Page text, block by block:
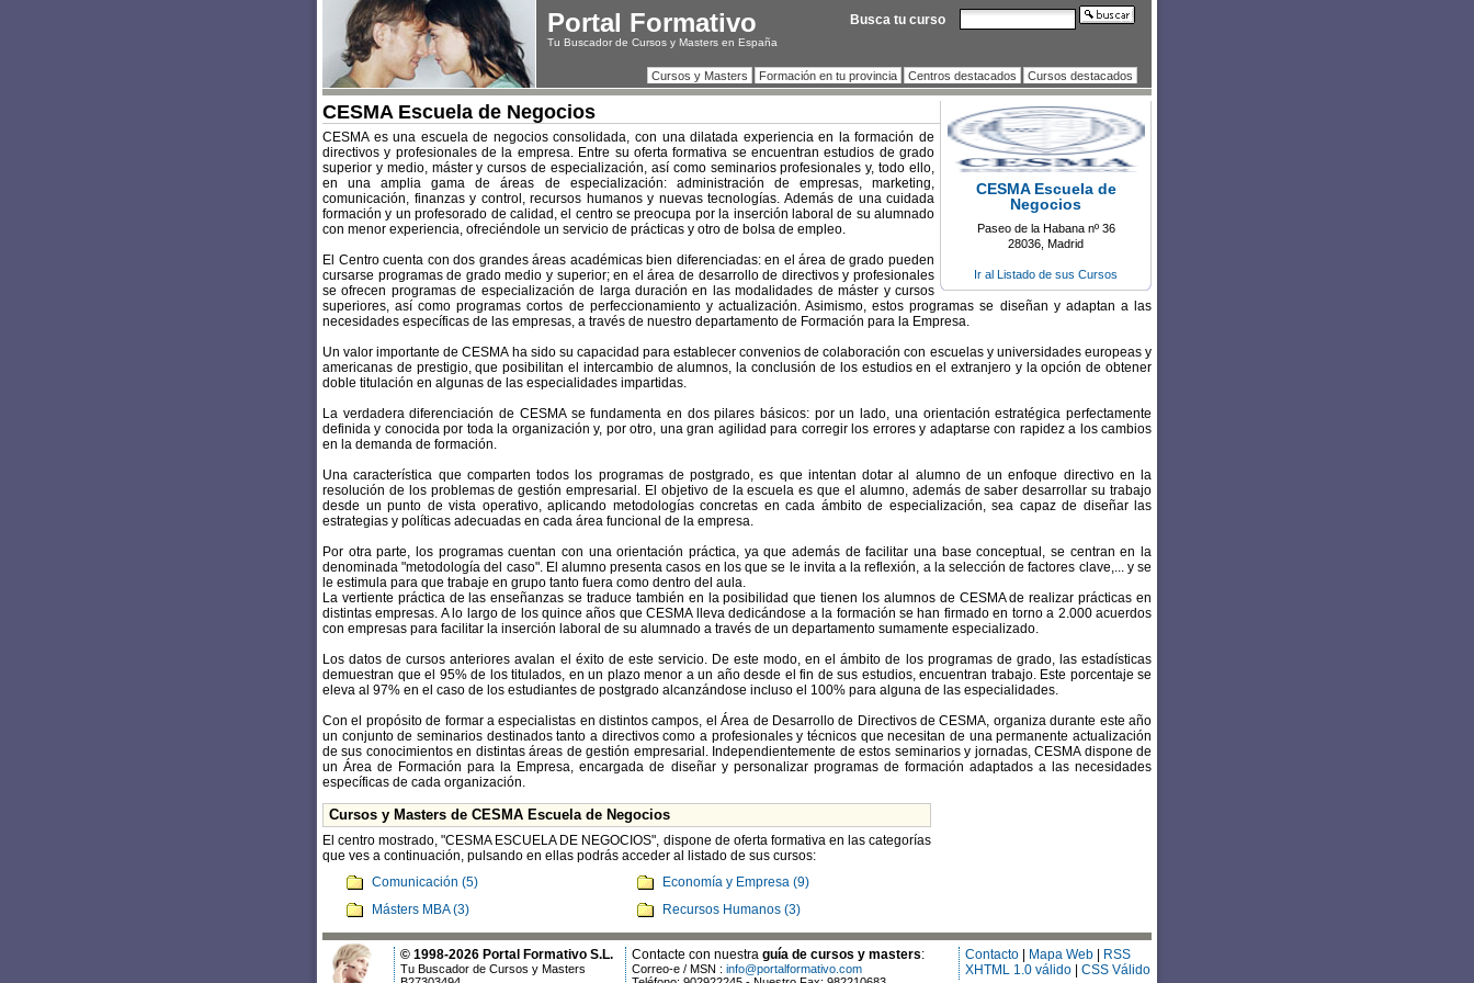
Portal Formativo
Tu Buscador de Cursos y Masters en España
Cursos y Masters Formación en tu provincia Centros destacados Cursos destacados
CESMA Escuela de
Negocios
Paseo de la Habana nº 36
28036, Madrid
Ir al Listado de sus Cursos
CESMA Escuela de Negocios
CESMA es una escuela de negocios consolidada, con una dilatada experiencia en la formación de
directivos y profesionales de la empresa. Entre su oferta formativa se encuentran estudios de grado
superior y medio, máster y cursos de especialización, así como seminarios profesionales y, todo ello,
en una amplia gama de áreas de especialización: administración de empresas, marketing,
comunicación, finanzas y control, recursos humanos y nuevas tecnologías. Además de una cuidada
formación y un profesorado de calidad, el centro se preocupa por la inserción laboral de su alumnado
con menor experiencia, ofreciéndole un servicio de prácticas y otro de bolsa de empleo.
El Centro cuenta con dos grandes áreas académicas bien diferenciadas: en el área de grado pueden
cursarse programas de grado medio y superior; en el área de desarrollo de directivos y profesionales
se ofrecen programas de especialización de larga duración en las modalidades de máster y cursos
superiores, así como programas cortos de perfeccionamiento y actualización. Asimismo, estos programas se diseñan y adaptan a las
necesidades específicas de las empresas, a través de nuestro departamento de Formación para la Empresa.
Un valor importante de CESMA ha sido su capacidad para establecer convenios de colaboración con escuelas y universidades europeas y
americanas de prestigio, que posibilitan el intercambio de alumnos, la conclusión de los estudios en el extranjero y la opción de obtener
doble titulación en algunas de las especialidades impartidas.
La verdadera diferenciación de CESMA se fundamenta en dos pilares básicos: por un lado, una orientación estratégica perfectamente
definida y conocida por toda la organización y, por otro, una gran agilidad para corregir los errores y adaptarse con rapidez a los cambios
en la demanda de formación.
Una característica que comparten todos los programas de postgrado, es que intentan dotar al alumno de un enfoque directivo en la
resolución de los problemas de gestión empresarial. El objetivo de la escuela es que el alumno, además de saber desarrollar su trabajo
desde un punto de vista operativo, aplicando metodologías concretas en cada ámbito de especialización, sea capaz de diseñar las
estrategias y políticas adecuadas en cada área funcional de la empresa.
Por otra parte, los programas cuentan con una orientación práctica, ya que además de facilitar una base conceptual, se centran en la
denominada "metodología del caso". El alumno presenta casos en los que se le invita a la reflexión, a la selección de factores clave,... y se
le estimula para que trabaje en grupo tanto fuera como dentro del aula.
La vertiente práctica de las enseñanzas se traduce también en la posibilidad que tienen los alumnos de CESMA de realizar prácticas en
distintas empresas. A lo largo de los quince años que CESMA lleva dedicándose a la formación se han firmado en torno a 2.000 acuerdos
con empresas para facilitar la inserción laboral de su alumnado a través de un departamento sumamente especializado.
Los datos de cursos anteriores avalan el éxito de este servicio. De este modo, en el ámbito de los programas de grado, las estadísticas
demuestran que el 95% de los titulados, en un plazo menor a un año desde el fin de sus estudios, encuentran trabajo. Este porcentaje se
eleva al 97% en el caso de los estudiantes de postgrado alcanzándose incluso el 100% para alguna de las especialidades.
Con el propósito de formar a especialistas en distintos campos, el Área de Desarrollo de Directivos de CESMA, organiza durante este año
un conjunto de seminarios destinados tanto a directivos como a profesionales y técnicos que necesitan de una permanente actualización
de sus conocimientos en distintas áreas de gestión empresarial. Independientemente de estos seminarios y jornadas, CESMA dispone de
un Área de Formación para la Empresa, encargada de diseñar y personalizar programas de formación adaptados a las necesidades
específicas de cada organización.
Cursos y Masters de CESMA Escuela de Negocios
El centro mostrado, "CESMA ESCUELA DE NEGOCIOS", dispone de oferta formativa en las categorías
que ves a continuación, pulsando en ellas podrás acceder al listado de sus cursos:
Comunicación (5)
Economía y Empresa (9)
Másters MBA (3)
Recursos Humanos (3)
Busca tu curso
© 1998-2026 Portal Formativo S.L.
Tu Buscador de Cursos y Masters
Contacte con nuestra guía de cursos y masters:
Correo-e / MSN : info@portalformativo.com
Contacto Mapa Web
RSS
XHTML 1.0 válido
CSS Válido